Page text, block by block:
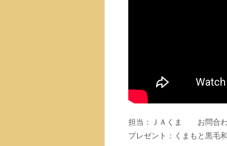
担当：ＪＡくま お問合わ
プレゼント：くまもと黒毛